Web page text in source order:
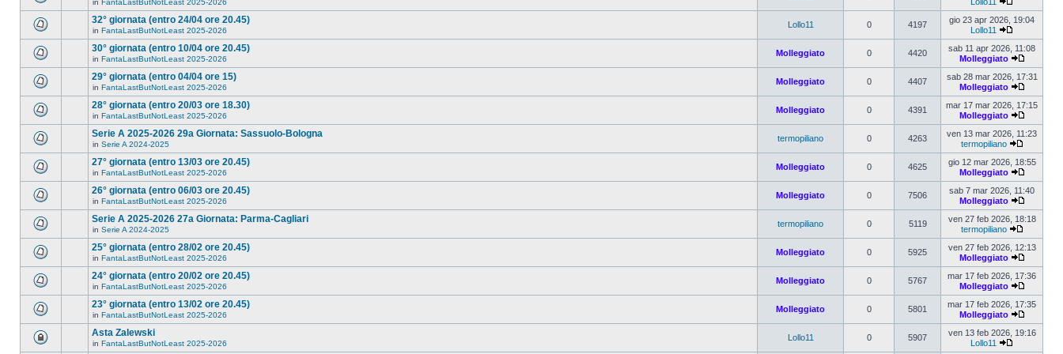
in FantaLastButNotLeast 2025-2026
32° giornata (entro 24/04 ore 20.45)
in FantaLastButNotLeast 2025-2026
Lollo11 0 4197
gio 23 apr 2026, 19:04
Lollo11
30° giornata (entro 10/04 ore 20.45)
in FantaLastButNotLeast 2025-2026
Molleggiato 0 4420
sab 11 apr 2026, 11:08
Molleggiato
29° giornata (entro 04/04 ore 15)
in FantaLastButNotLeast 2025-2026
Molleggiato 0 4407
sab 28 mar 2026, 17:31
Molleggiato
28° giornata (entro 20/03 ore 18.30)
in FantaLastButNotLeast 2025-2026
Molleggiato 0 4391
mar 17 mar 2026, 17:15
Molleggiato
Serie A 2025-2026 29a Giornata: Sassuolo-Bologna
in Serie A 2024-2025
termopiliano 0 4263
ven 13 mar 2026, 11:23
termopiliano
27° giornata (entro 13/03 ore 20.45)
in FantaLastButNotLeast 2025-2026
Molleggiato 0 4625
gio 12 mar 2026, 18:55
Molleggiato
26° giornata (entro 06/03 ore 20.45)
in FantaLastButNotLeast 2025-2026
Molleggiato 0 7506
sab 7 mar 2026, 11:40
Molleggiato
Serie A 2025-2026 27a Giornata: Parma-Cagliari
in Serie A 2024-2025
termopiliano 0 5119
ven 27 feb 2026, 18:18
termopiliano
25° giornata (entro 28/02 ore 20.45)
in FantaLastButNotLeast 2025-2026
Molleggiato 0 5925
ven 27 feb 2026, 12:13
Molleggiato
24° giornata (entro 20/02 ore 20.45)
in FantaLastButNotLeast 2025-2026
Molleggiato 0 5767
mar 17 feb 2026, 17:36
Molleggiato
23° giornata (entro 13/02 ore 20.45)
in FantaLastButNotLeast 2025-2026
Molleggiato 0 5801
mar 17 feb 2026, 17:35
Molleggiato
Asta Zalewski
in FantaLastButNotLeast 2025-2026
Lollo11 0 5907
ven 13 feb 2026, 19:16
Lollo11